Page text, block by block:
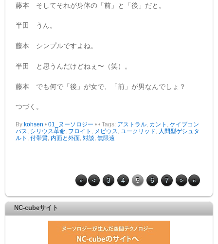
藤本 そしてそれが身体の「前」と「後」だと。
半田 うん。
藤本 シンプルですよね。
半田 と思うんだけどねぇ〜（笑）。
藤本 でも何で「後」が女で、「前」が男なんでしょ？
つづく。
By kohsen • 01_ヌーソロジー • • Tags: アストラル, カント ,ケイブコン
パス, シリウス革命, フロイト , メビウス,ユークリッド, 人間型ゲシュタ
ルト ,付帯質, 内面と外面,対談,無限遠
« < 3 4 5 6 7 > »
NC-cubeサイト